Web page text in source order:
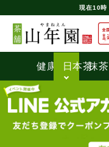
現在10時
健康茶日本茶抹茶